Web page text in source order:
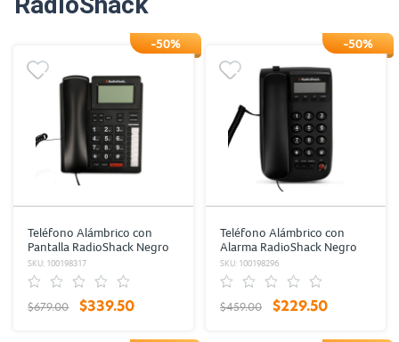
-50%
Teléfono Alámbrico con
Pantalla RadioShack Negro
SKU: 100198317
$679.00 $339.50
-50%
Teléfono Alámbrico con
Alarma RadioShack Negro
SKU: 100198296
$459.00 $229.50